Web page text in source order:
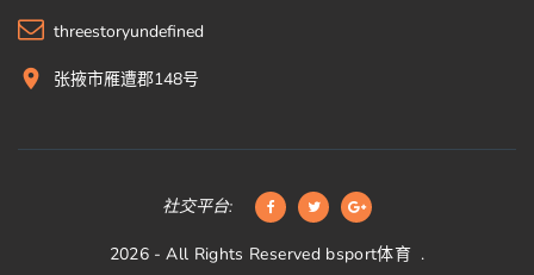
threestoryundefined
张掖市雁遭郡148号
社交平台:
2026 - All Rights Reserved bsport体育 .